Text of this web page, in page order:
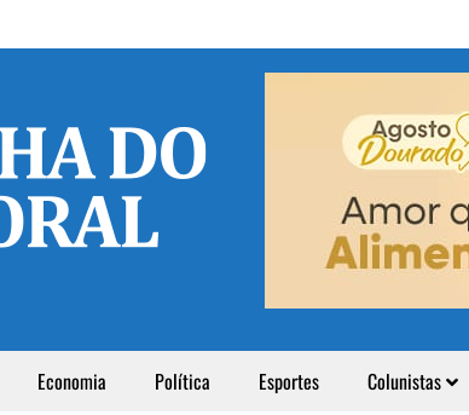
Economia Política Esportes Colunistas